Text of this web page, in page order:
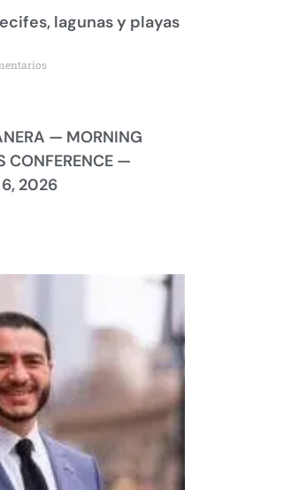
lagunas y playas
— MORNING
CONFERENCE —
6, 2026